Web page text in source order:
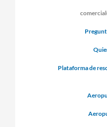
Plataforma de